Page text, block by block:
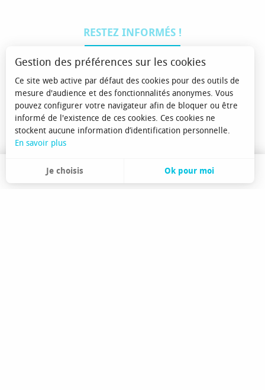
Recherche
RESTEZ INFORMÉS !
JE M'ABONNE
Gestion des préférences sur les cookies
Ce site web active par défaut des cookies pour des outils de
mesure d'audience et des fonctionnalités anonymes. Vous
pouvez configurer votre navigateur afin de bloquer ou être
informé de l'existence de ces cookies. Ces cookies ne
stockent aucune information d’identification personnelle.
En savoir plus
Je choisis Ok pour moi